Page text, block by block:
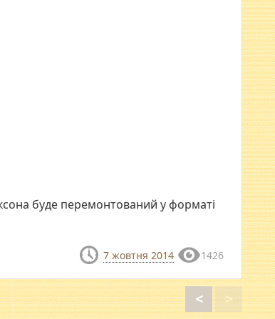
буде перемонтований у форматі
7 жовтня 2014 1426
< >